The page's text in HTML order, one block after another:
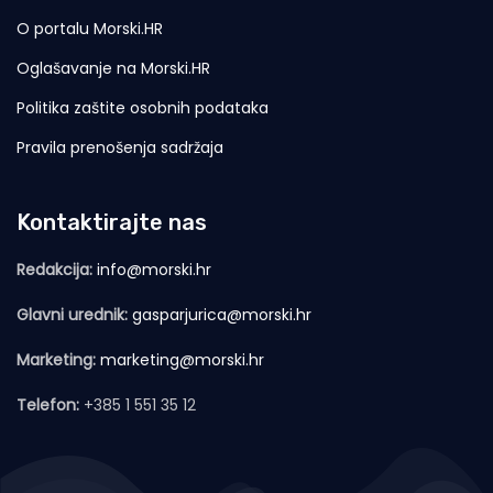
O portalu Morski.HR
Oglašavanje na Morski.HR
Politika zaštite osobnih podataka
Pravila prenošenja sadržaja
Kontaktirajte nas
Redakcija: info@morski.hr
Glavni urednik: gasparjurica@morski.hr
Marketing: marketing@morski.hr
Telefon: +385 1 551 35 12